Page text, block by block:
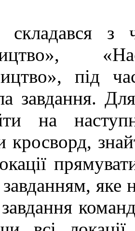
з
під
завдання.
на
кросворд,
яке